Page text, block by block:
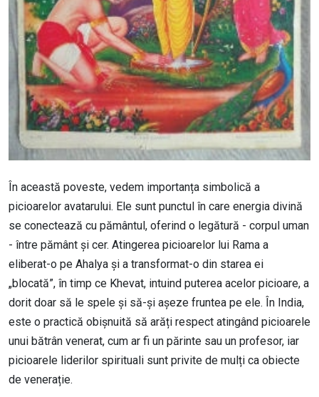
În această poveste, vedem importanța simbolică a
picioarelor avatarului. Ele sunt punctul în care energia divină
se conectează cu pământul, oferind o legătură - corpul uman
- între pământ și cer. Atingerea picioarelor lui Rama a
eliberat-o pe Ahalya și a transformat-o din starea ei
„blocată”, în timp ce Khevat, intuind puterea acelor picioare, a
dorit doar să le spele și să-și așeze fruntea pe ele. În India,
este o practică obișnuită să arăți respect atingând picioarele
unui bătrân venerat, cum ar fi un părinte sau un profesor, iar
picioarele liderilor spirituali sunt privite de mulți ca obiecte
de venerație.